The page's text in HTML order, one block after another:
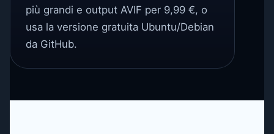
più grandi e output AVIF per 9,99 €, o
usa la versione gratuita Ubuntu/Debian
da GitHub.